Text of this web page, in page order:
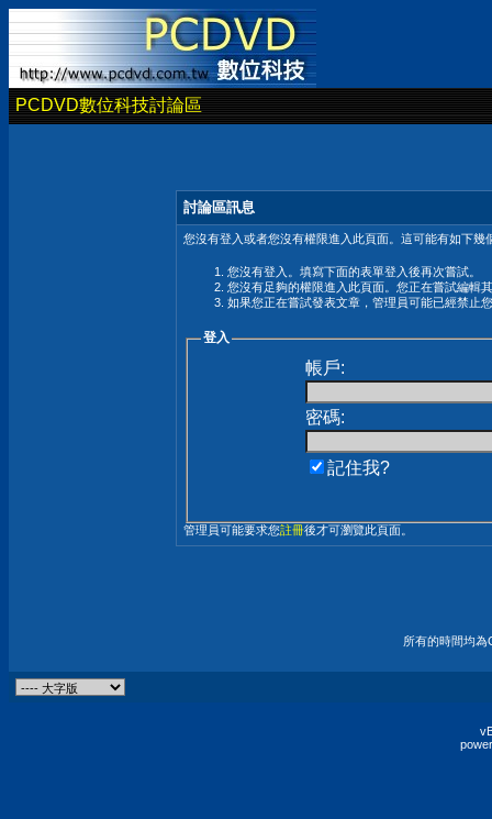
PCDVD數位科技討論區
討論區訊息
您沒有登入或者您沒有權限進入此頁面。這可能有如下幾
您沒有登入。填寫下面的表單登入後再次嘗試。
您沒有足夠的權限進入此頁面。您正在嘗試編輯
如果您正在嘗試發表文章，管理員可能已經禁止
登入
帳戶:
密碼:
記住我?
管理員可能要求您註冊後才可瀏覽此頁面。
所有的時間均為